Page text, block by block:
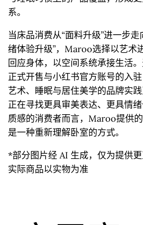
系。
当床品消费从“面料升级”进一步走
绪体验升级”，Maroo选择以艺术
回应身体，以空间系统承接生活
正式开售与小红书官方账号的入
艺术、睡眠与居住美学的品牌实
正在寻找更具审美表达、更具情
质感的消费者而言，Maroo提供
是一种重新理解卧室的方式。
*部分图片经 AI 生成，仅为提供更
实际商品以实物为准